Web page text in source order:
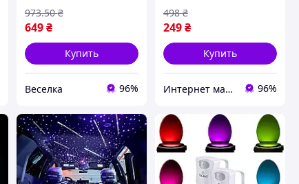
649 ₴
973.50 ₴
Купить
Веселка 96%
включением
249₴
498 ₴
Купить
Интернет магазин «Smart Life» 96%